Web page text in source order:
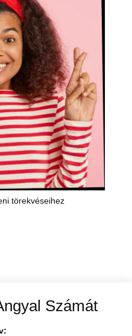
törekvéseihez
Számát